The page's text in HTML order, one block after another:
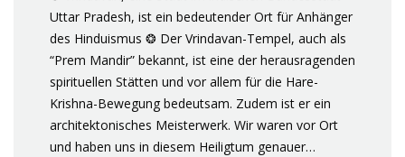
Uttar Pradesh, ist ein bedeutender Ort für Anhänger
des Hinduismus ❂ Der Vrindavan-Tempel, auch als
“Prem Mandir” bekannt, ist eine der herausragenden
spirituellen Stätten und vor allem für die Hare-
Krishna-Bewegung bedeutsam. Zudem ist er ein
architektonisches Meisterwerk. Wir waren vor Ort
und haben uns in diesem Heiligtum genauer…